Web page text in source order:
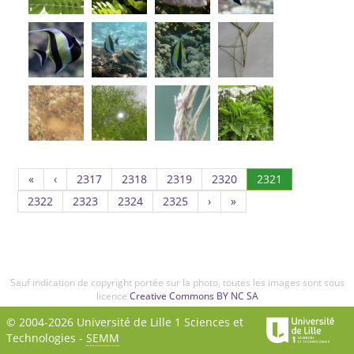
« ‹ 2317Page
2317
2318Page
2318
2319Page
2319
2320Page
2320
2321
2322 Page
2322
2323Page
2323
2324Page
2324
2325Page
2325
› »
Sauf indication de copyright portée sur la photo, toutes les images sont sous
licence Creative Commons BY NC SA
© 2004-2026 Université de Lille 1 Sciences et
Technologies - SEMM